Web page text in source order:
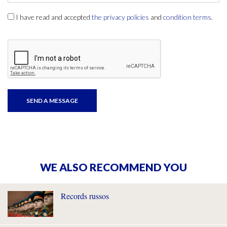
I have read and accepted the privacy policies and condition terms.
WE ALSO RECOMMEND YOU
Records russos